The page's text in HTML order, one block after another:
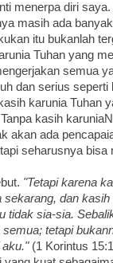
menerpa diri
masih ada
itu bukanlah
Tuhan yang
semua
dan serius seperti
karunia Tuhan
kasih
akan ada
seharusnya bisa
"Tetapi karena
sekarang, dan
tidak sia-sia.
tetapi
aku."(1 Korintus